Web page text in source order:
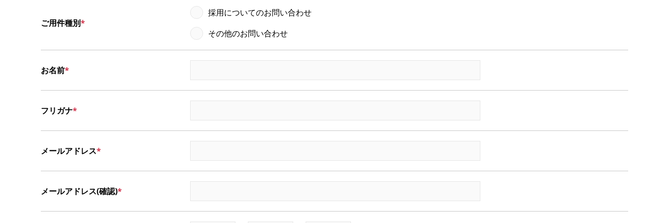
ご用件種別
採用についてのお問い合わせ
その他のお問い合わせ
お名前
フリガナ
メールアドレス
メールアドレス(確認)